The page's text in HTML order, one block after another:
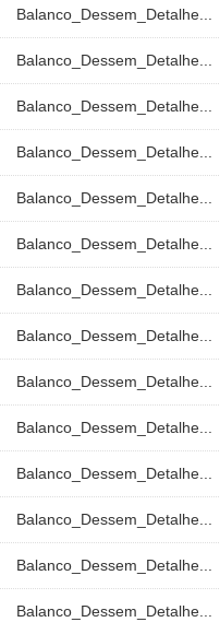
Balanco_Dessem_Detalhe...
Balanco_Dessem_Detalhe...
Balanco_Dessem_Detalhe...
Balanco_Dessem_Detalhe...
Balanco_Dessem_Detalhe...
Balanco_Dessem_Detalhe...
Balanco_Dessem_Detalhe...
Balanco_Dessem_Detalhe...
Balanco_Dessem_Detalhe...
Balanco_Dessem_Detalhe...
Balanco_Dessem_Detalhe...
Balanco_Dessem_Detalhe...
Balanco_Dessem_Detalhe...
Balanco_Dessem_Detalhe...